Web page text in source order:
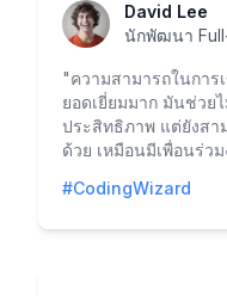
David Lee
นักพัฒนา
"ความสามารถในกา
ยอดเยี่ยมมาก มันช่วย
ประสิทธิภาพ แต่ยังสา
ด้วย เหมือนมีเพื่อนร่ว
#CodingWizard